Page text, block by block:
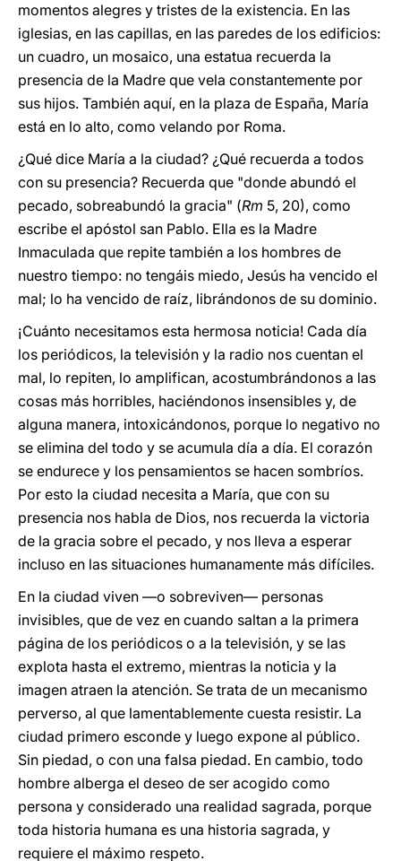
momentos alegres y tristes de la existencia. En las
iglesias, en las capillas, en las paredes de los edificios:
un cuadro, un mosaico, una estatua recuerda la
presencia de la Madre que vela constantemente por
sus hijos. También aquí, en la plaza de España, María
está en lo alto, como velando por Roma.
¿Qué dice María a la ciudad? ¿Qué recuerda a todos
con su presencia? Recuerda que "donde abundó el
pecado, sobreabundó la gracia" (Rm 5, 20), como
escribe el apóstol san Pablo. Ella es la Madre
Inmaculada que repite también a los hombres de
nuestro tiempo: no tengáis miedo, Jesús ha vencido el
mal; lo ha vencido de raíz, librándonos de su dominio.
¡Cuánto necesitamos esta hermosa noticia! Cada día
los periódicos, la televisión y la radio nos cuentan el
mal, lo repiten, lo amplifican, acostumbrándonos a las
cosas más horribles, haciéndonos insensibles y, de
alguna manera, intoxicándonos, porque lo negativo no
se elimina del todo y se acumula día a día. El corazón
se endurece y los pensamientos se hacen sombríos.
Por esto la ciudad necesita a María, que con su
presencia nos habla de Dios, nos recuerda la victoria
de la gracia sobre el pecado, y nos lleva a esperar
incluso en las situaciones humanamente más difíciles.
En la ciudad viven —o sobreviven— personas
invisibles, que de vez en cuando saltan a la primera
página de los periódicos o a la televisión, y se las
explota hasta el extremo, mientras la noticia y la
imagen atraen la atención. Se trata de un mecanismo
perverso, al que lamentablemente cuesta resistir. La
ciudad primero esconde y luego expone al público.
Sin piedad, o con una falsa piedad. En cambio, todo
hombre alberga el deseo de ser acogido como
persona y considerado una realidad sagrada, porque
toda historia humana es una historia sagrada, y
requiere el máximo respeto.